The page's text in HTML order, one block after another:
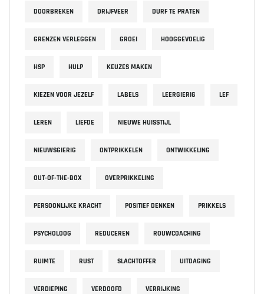
DOORBREKEN DRIJFVEER DURF TE PRATEN
GRENZEN VERLEGGEN GROEI HOOGGEVOELIG
HSP HULP KEUZES MAKEN
KIEZEN VOOR JEZELF LABELS LEERGIERIG LEF
LEREN LIEFDE NIEUWE HUISSTIJL
NIEUWSGIERIG ONTPRIKKELEN ONTWIKKELING
OUT-OF-THE-BOX OVERPRIKKELING
PERSOONLIJKE KRACHT POSITIEF DENKEN PRIKKELS
PSYCHOLOOG REDUCEREN ROUWCOACHING
RUIMTE RUST SLACHTOFFER UITDAGING
VERDIEPING VERDOOFD VERRIJKING